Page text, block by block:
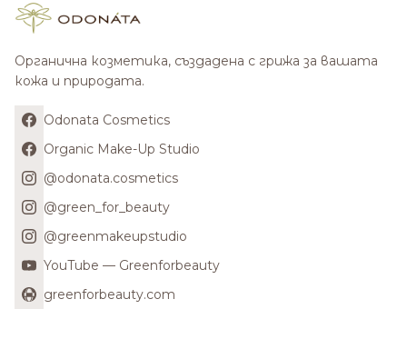
Органична козметика, създадена с грижа за вашата
кожа и природата.
Odonata Cosmetics
Organic Make-Up Studio
@odonata.cosmetics
@green_for_beauty
@greenmakeupstudio
YouTube — Greenforbeauty
greenforbeauty.com